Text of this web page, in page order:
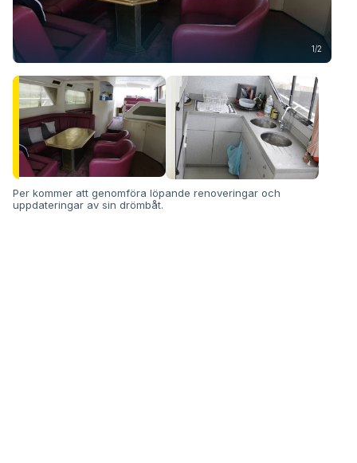
1/2
Per kommer att genomföra löpande renoveringar och
uppdateringar av sin drömbåt.